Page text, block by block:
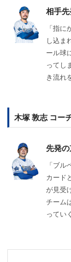
相手
「指
し込ま
ール球
ってし
き流れ
木塚 敦志 コー
先発
「ブ
カード
が見受
チーム
ってい